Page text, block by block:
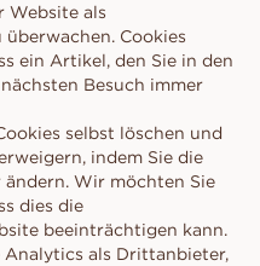
Website als
Cookies
ein Artikel, den Sie in den
Besuch immer
selbst löschen und
indem Sie die
Wir möchten Sie
dies die
beeinträchtigen kann.
Analytics als Drittanbieter,